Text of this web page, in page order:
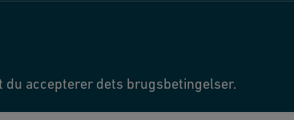
du accepterer dets brugsbetingelser.